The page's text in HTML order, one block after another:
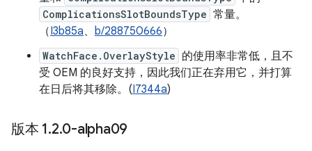
ComplicationsSlotBoundsType 常量。
（I3b85a、 b/288750666）
WatchFace.OverlayStyle 的使用率非常低，且不
受 OEM 的良好支持，因此我们正在弃用它，并打算
在日后将其移除。(I7344a)
版本 1.2.0-alpha09